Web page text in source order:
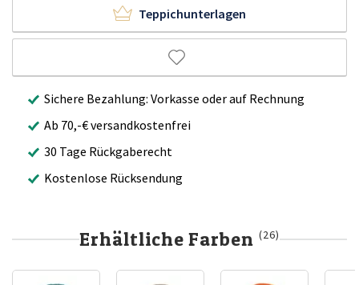
Teppichunterlagen
Sichere Bezahlung: Vorkasse oder auf Rechnung
Ab 70,-€ versandkostenfrei
30 Tage Rückgaberecht
Kostenlose Rücksendung
Erhältliche Farben(26)